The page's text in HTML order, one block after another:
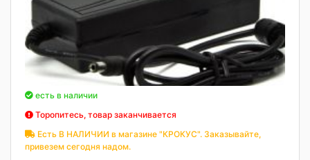
есть в наличии
Торопитесь, товар заканчивается
Есть В НАЛИЧИИ в магазине "КРОКУС". Заказывайте,
привезем сегодня надом.